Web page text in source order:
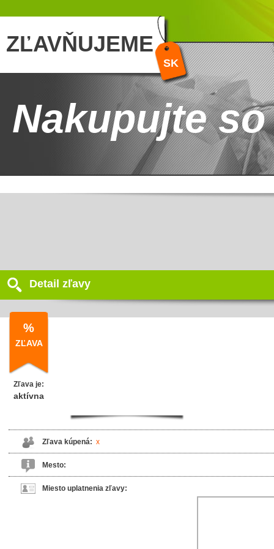
ZĽAVŇUJEME
SK
Nakupujte
Detail zľavy
%
ZĽAVA
Zľava je:
aktívna
Zľava kúpená: x
Mesto:
Miesto uplatnenia zľavy: